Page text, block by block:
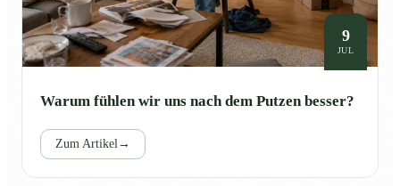
9
JUL
Warum fühlen wir uns nach dem Putzen besser?
Zum Artikel →